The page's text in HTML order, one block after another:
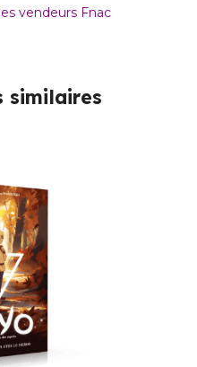
vendeurs Fnac
similaires